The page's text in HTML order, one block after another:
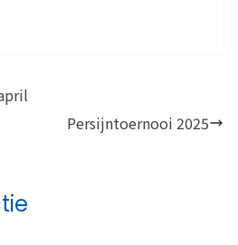
Persijntoernooi 2025